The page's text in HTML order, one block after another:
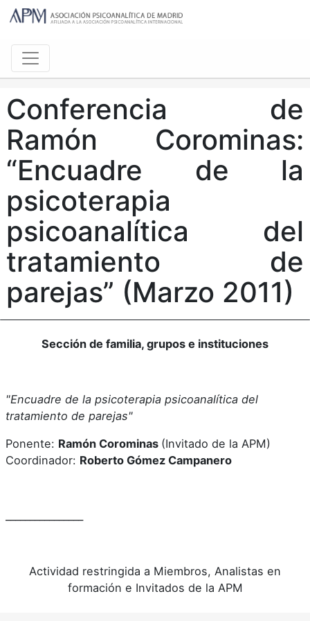
Conferencia de
Ramón Corominas:
“Encuadre de la
psicoterapia
psicoanalítica del
tratamiento de
parejas” (Marzo 2011)
Sección de familia, grupos e instituciones
"Encuadre de la psicoterapia psicoanalítica del
tratamiento de parejas"
Ponente: Ramón Corominas (Invitado de la APM)
Coordinador: Roberto Gómez Campanero
Actividad restringida a Miembros, Analistas en
formación e Invitados de la APM